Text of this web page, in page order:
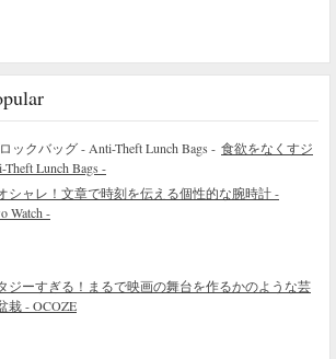
食欲をなくすジ
Lunch Bags -
シャレ！文章で時刻を伝える個性的な腕時計 -
Watch -
ジーすぎる！まるで映画の舞台を作るかのような芸
栽 - OCOZE